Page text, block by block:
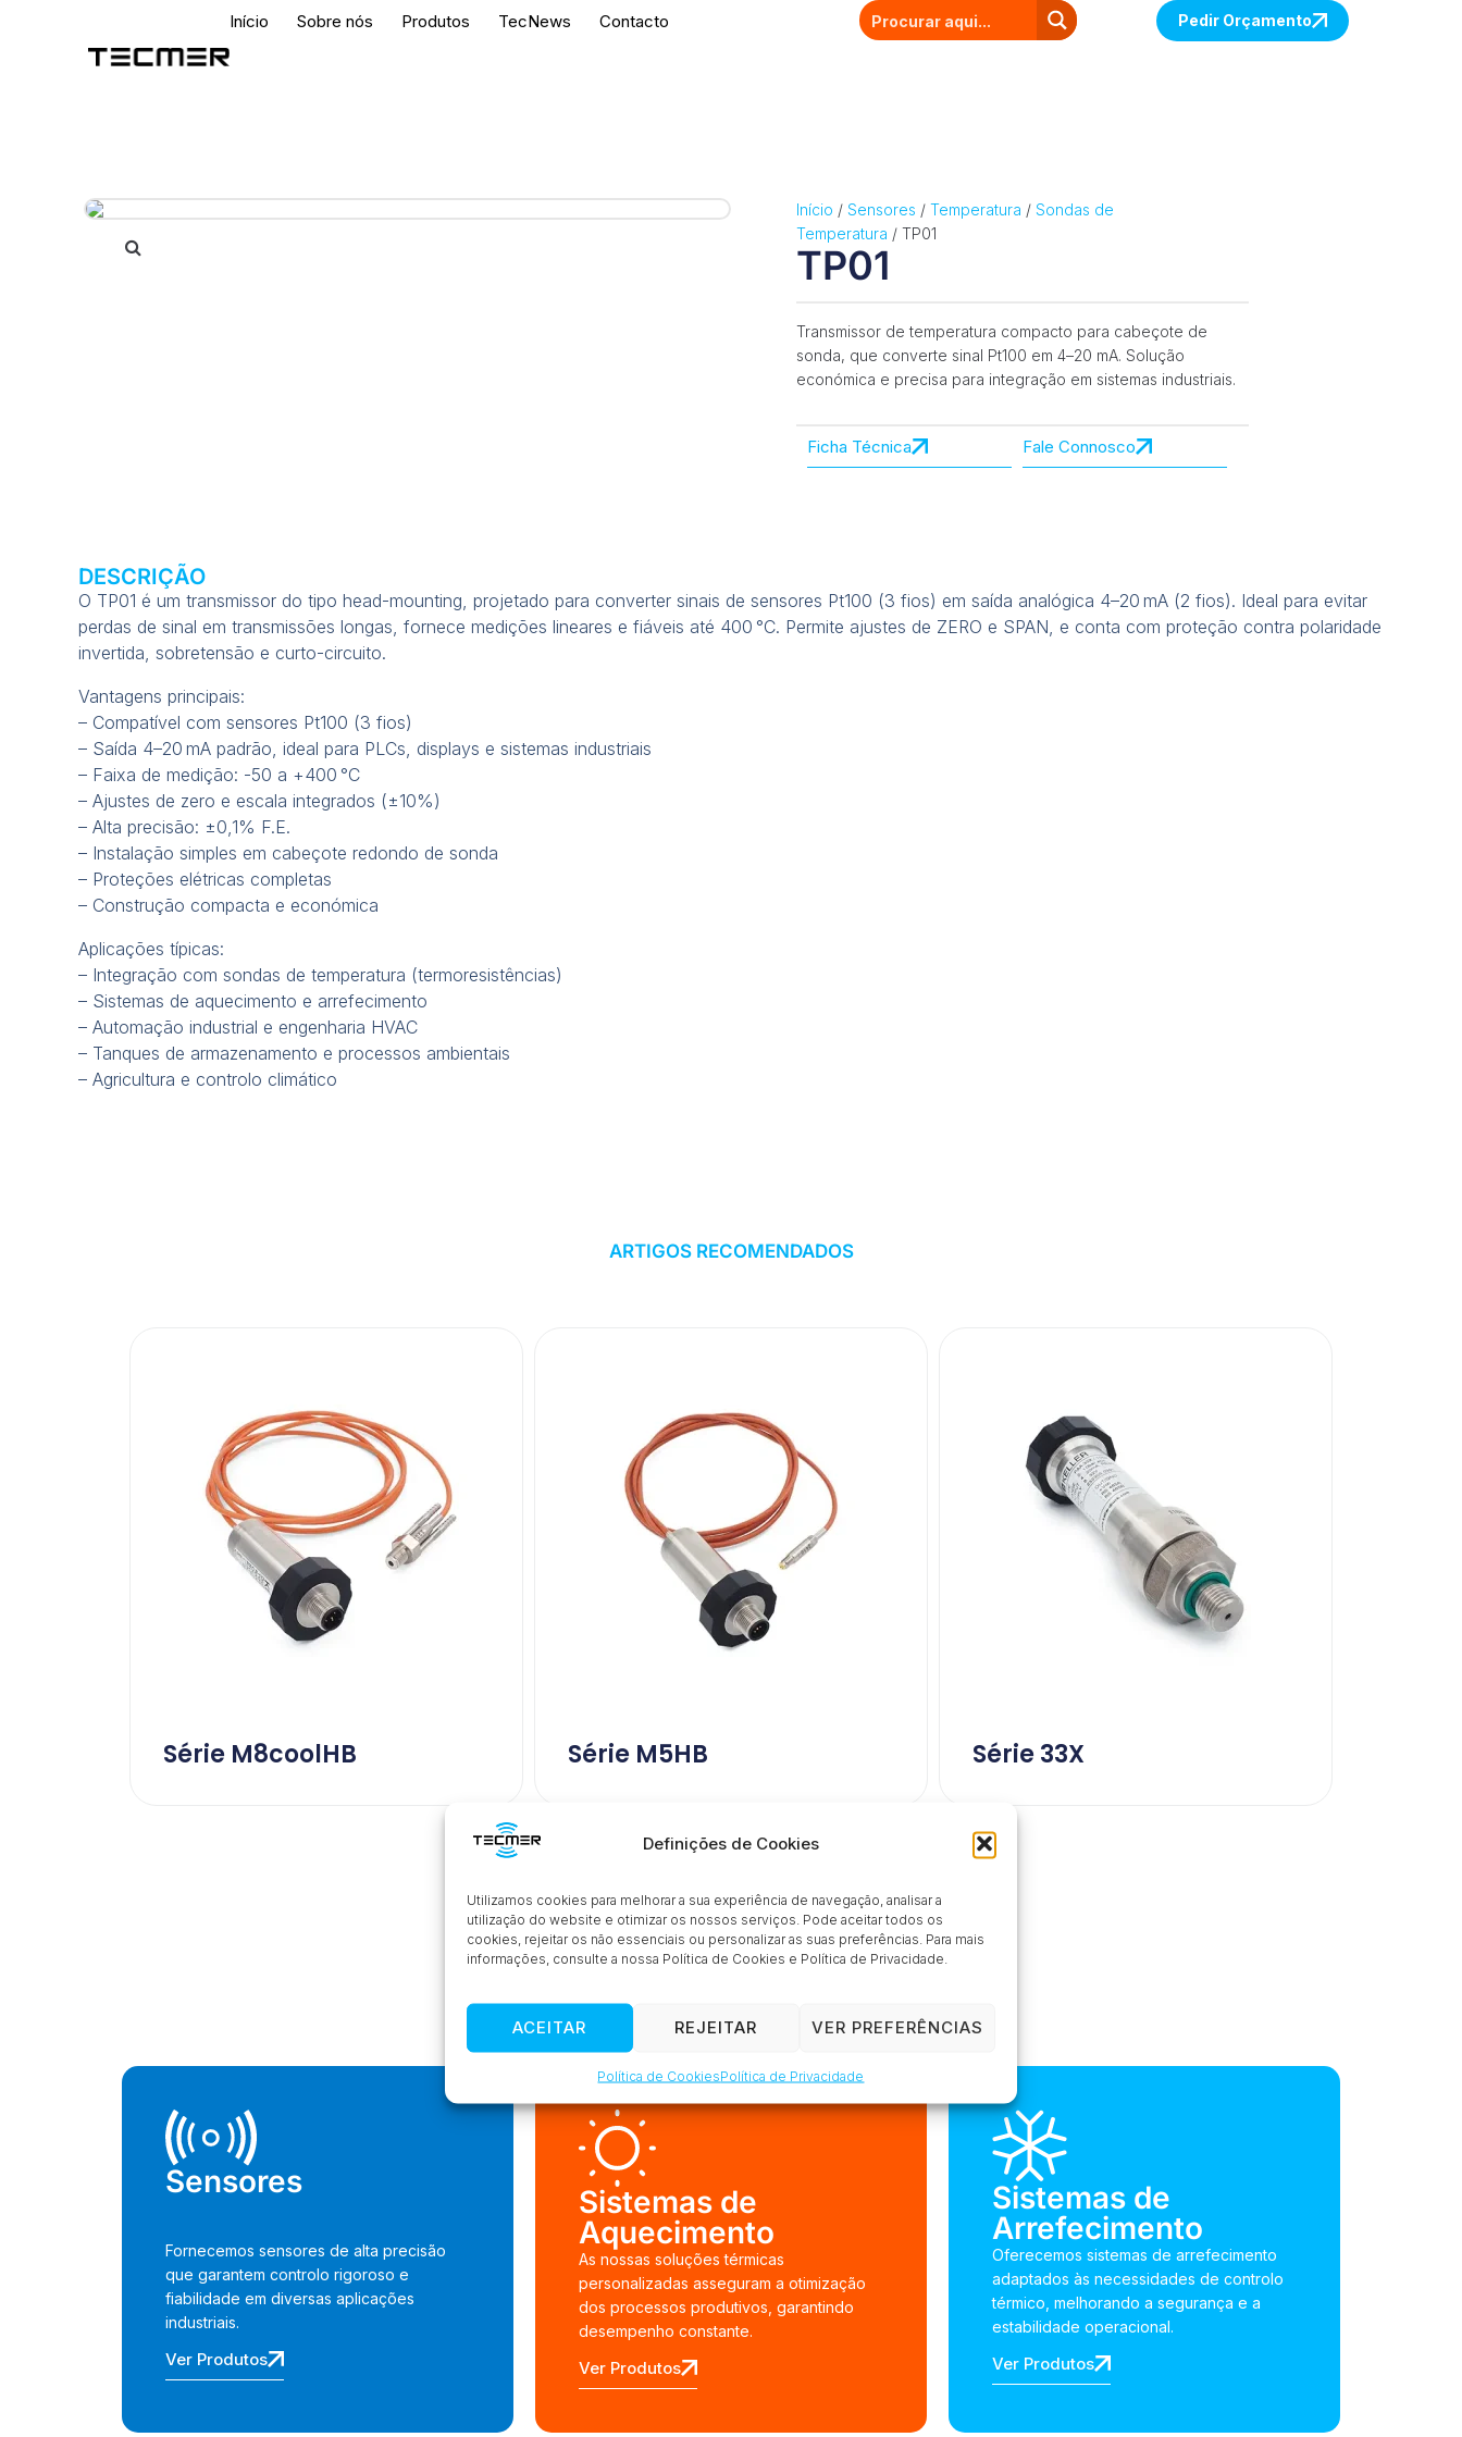
Definições de Cookies
Utilizamos cookies para melhorar a sua experiência de navegação, analisar a
utilização do website e otimizar os nossos serviços. Pode aceitar todos os
cookies, rejeitar os não essenciais ou personalizar as suas preferências. Para mais
informações, consulte a nossa Política de Cookies e Política de Privacidade.
ACEITAR REJEITAR VER PREFERÊNCIAS
Política de CookiesPolítica de Privacidade
Início Sobre nós Produtos TecNews Contacto Pedir Orçamento
Início / Sensores / Temperatura / Sondas de
Temperatura / TP01
TP01
Transmissor de temperatura compacto para cabeçote de
sonda, que converte sinal Pt100 em 4–20 mA. Solução
económica e precisa para integração em sistemas industriais.
Ficha Técnica Fale Connosco
DESCRIÇÃO
O TP01 é um transmissor do tipo head-mounting, projetado para converter sinais de sensores Pt100 (3 fios) em saída analógica 4–20 mA (2 fios). Ideal para evitar
perdas de sinal em transmissões longas, fornece medições lineares e fiáveis até 400 °C. Permite ajustes de ZERO e SPAN, e conta com proteção contra polaridade
invertida, sobretensão e curto-circuito.
Vantagens principais:
– Compatível com sensores Pt100 (3 fios)
– Saída 4–20 mA padrão, ideal para PLCs, displays e sistemas industriais
– Faixa de medição: -50 a +400 °C
– Ajustes de zero e escala integrados (±10%)
– Alta precisão: ±0,1% F.E.
– Instalação simples em cabeçote redondo de sonda
– Proteções elétricas completas
– Construção compacta e económica
Aplicações típicas:
– Integração com sondas de temperatura (termoresistências)
– Sistemas de aquecimento e arrefecimento
– Automação industrial e engenharia HVAC
– Tanques de armazenamento e processos ambientais
– Agricultura e controlo climático
ARTIGOS RECOMENDADOS
Série M8coolHB Série M5HB Série 33X
PRODUTOS
Inovação industrial
à medida
Sensores
Fornecemos sensores de alta precisão
que garantem controlo rigoroso e
fiabilidade em diversas aplicações
industriais.
Ver Produtos
Sistemas de
Aquecimento
As nossas soluções térmicas
personalizadas asseguram a otimização
dos processos produtivos, garantindo
desempenho constante.
Ver Produtos
Sistemas de
Arrefecimento
Oferecemos sistemas de arrefecimento
adaptados às necessidades de controlo
térmico, melhorando a segurança e a
estabilidade operacional.
Ver Produtos